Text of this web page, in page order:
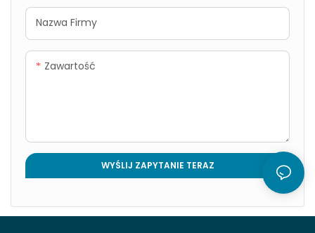
Nazwa Firmy
Zawartość
WYŚLIJ ZAPYTANIE TERAZ